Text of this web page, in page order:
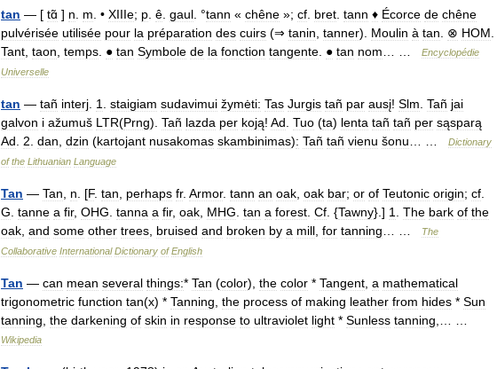
tan — [ tɑ̃ ] n m . • XIIIe; p ê gaul . °tann « chêne »; cf bret tann ♦ Écorce de chêne
pulvérisée utilisée pour la préparation des cuirs (⇒ tanin tanner). Moulin à tan ⊗ HOM
Tant taon temps ● tan Symbole de la fonction tangente ● tan nom
Encyclopédie
Universelle
tan — tañ interj 1 staigiam sudavimui žymėti: Tas Jurgis tañ par ausį! Slm Tañ jai
galvon i ažumuš LTR(Prng). Tañ lazda per koją! Ad Tuo (ta) lenta tañ tañ per sąsparą
Ad
2 dan dzin (kartojant nusakomas skambinimas): Tañ tañ vienu šonu
Dictionary
of the Lithuanian Language
Tan — Tan n . [F. tan perhaps fr. Armor. tann an oak oak bar; or of Teutonic origin; cf
G tanne a fir, OHG tanna a fir, oak MHG tan a forest Cf . {Tawny}.] 1 The bark of the
oak and some other trees bruised and broken by a mill for tanning
The
Collaborative International Dictionary of English
Tan — can mean several things:* Tan (color), the color * Tangent a mathematical
trigonometric function tan(x) * Tanning the process of making leather from hides * Sun
tanning the darkening of skin in response to ultraviolet light * Sunless tanning
Wikipedia